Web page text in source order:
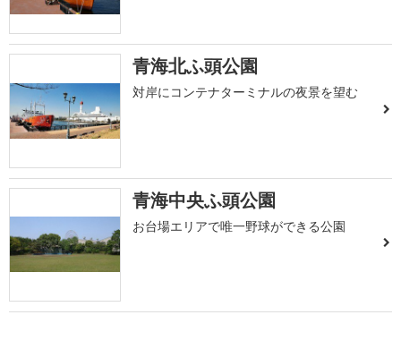
青海北ふ頭公園
対岸にコンテナターミナルの夜景を望む
青海中央ふ頭公園
お台場エリアで唯一野球ができる公園